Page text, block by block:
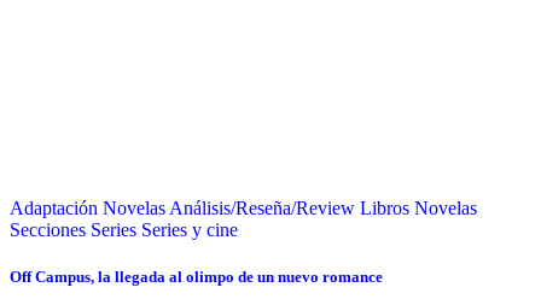
Adaptación Novelas Análisis/Reseña/Review Libros Novelas
Secciones Series Series y cine
Off Campus, la llegada al olimpo de un nuevo romance